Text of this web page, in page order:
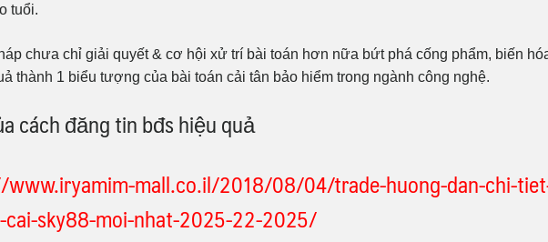
tuổi.
chưa chỉ giải quyết & cơ hội xử trí bài toán hơn nữa bứt phá cống phẩm, biến
thành 1 biểu tượng của bài toán cải tân bảo hiểm trong ngành công nghệ.
cách đăng tin bđs hiệu quả
mall.co.il/2018/08/04/trade-huong-dan-chi-
cai-sky88-moi-nhat-2025-22-2025/